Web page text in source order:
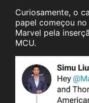
Curiosamente, o
papel começou
Marvel pela
MCU.